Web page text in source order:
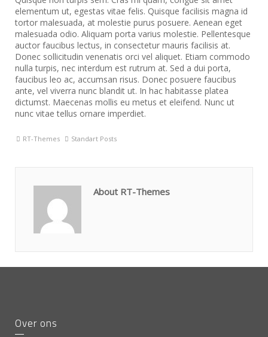
elementum ut, egestas vitae felis. Quisque facilisis magna id
tortor malesuada, at molestie purus posuere. Aenean eget
malesuada odio. Aliquam porta varius molestie. Pellentesque
auctor faucibus lectus, in consectetur mauris facilisis at.
Donec sollicitudin venenatis orci vel aliquet. Etiam commodo
nulla turpis, nec interdum est rutrum at. Sed a dui porta,
faucibus leo ac, accumsan risus. Donec posuere faucibus
ante, vel viverra nunc blandit ut. In hac habitasse platea
dictumst. Maecenas mollis eu metus et eleifend. Nunc ut
nunc vitae tellus ornare imperdiet.
RT-Themes Standart Posts
About RT-Themes
Over ons